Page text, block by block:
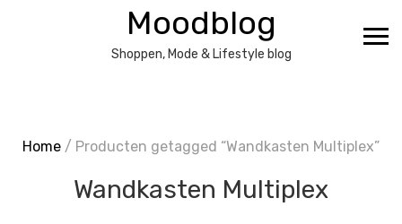
Moodblog
Shoppen, Mode & Lifestyle blog
Home / Producten getagged “Wandkasten Multiplex”
Wandkasten Multiplex